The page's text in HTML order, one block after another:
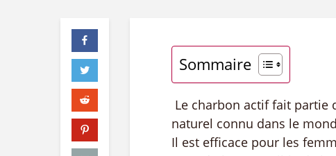
Sommaire
Le charbon actif fait partie
naturel connu dans le
Il est efficace pour les